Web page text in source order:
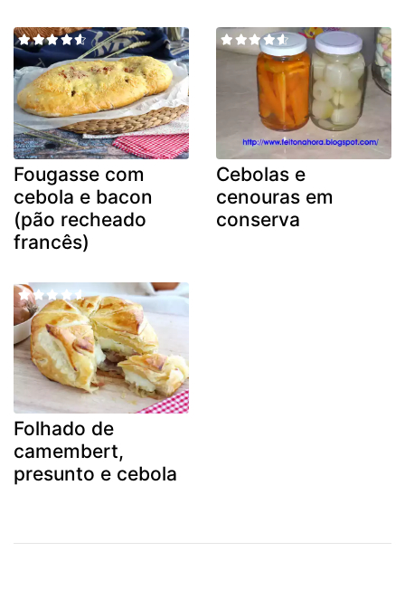
Fougasse com
cebola e bacon
(pão recheado
francês)
Cebolas e
cenouras em
conserva
Folhado de
camembert,
presunto e cebola